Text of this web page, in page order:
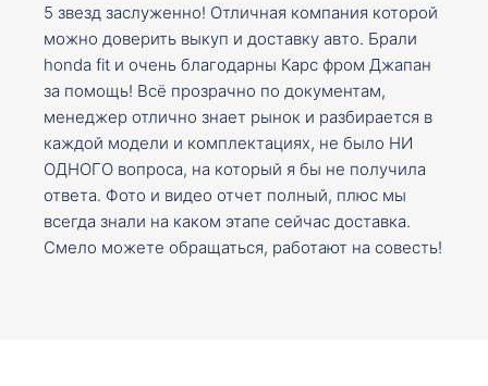
5 звезд заслуженно! Отличная компания которой
можно доверить выкуп и доставку авто. Брали
honda fit и очень благодарны Карс фром Джапан
за помощь! Всё прозрачно по документам,
менеджер отлично знает рынок и разбирается в
каждой модели и комплектациях, не было НИ
ОДНОГО вопроса, на который я бы не получила
ответа. Фото и видео отчет полный, плюс мы
всегда знали на каком этапе сейчас доставка.
Смело можете обращаться, работают на совесть!